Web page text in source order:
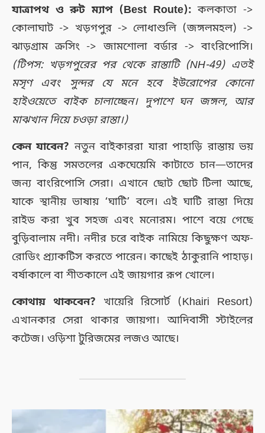
যাত্রাপথ ও রুট ম্যাপ (Best Route): কলকাতা ->
কোলাঘাট -> খড়গপুর -> লোধাশুলি (জঙ্গলমহল) ->
ঝাড়গ্রাম ক্রসিং -> জামশোলা বর্ডার -> বাংরিপোসি।
(টিপস: খড়গপুরের পর থেকে রাস্তাটি (NH-49) এতই
মসৃণ এবং সুন্দর যে মনে হবে ইউরোপের কোনো
হাইওয়েতে বাইক চালাচ্ছেন। দুপাশে ঘন জঙ্গল, আর
মাঝখান দিয়ে চওড়া রাস্তা।)
কেন যাবেন? নতুন বাইকাররা যারা পাহাড়ি রাস্তায় ভয়
পান, কিন্তু সমতলের একঘেয়েমি কাটাতে চান—তাদের
জন্য বাংরিপোসি সেরা। এখানে ছোট ছোট টিলা আছে,
যাকে স্থানীয় ভাষায় ‘ঘাটি’ বলে। এই ঘাটি রাস্তা দিয়ে
রাইড করা খুব সহজ এবং মনোরম। পাশে বয়ে গেছে
বুড়িবালাম নদী। নদীর চরে বাইক নামিয়ে কিছুক্ষণ অফ-
রোডিং প্র্যাকটিস করতে পারেন। কাছেই ঠাকুরানি পাহাড়।
বর্ষাকালে বা শীতকালে এই জায়গার রূপ খোলে।
কোথায় থাকবেন? খায়েরি রিসোর্ট (Khairi Resort)
এখানকার সেরা থাকার জায়গা। আদিবাসী স্টাইলের
কটেজ। ওড়িশা টুরিজমের লজও আছে।